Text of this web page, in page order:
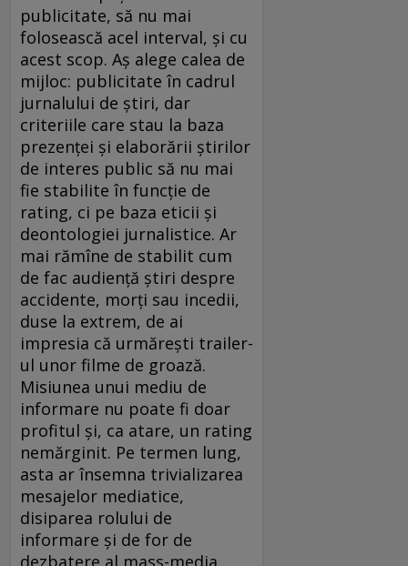
publicitate, să nu mai
folosească acel interval, şi cu
acest scop. Aş alege calea de
mijloc: publicitate în cadrul
jurnalului de ştiri, dar
criteriile care stau la baza
prezenţei şi elaborării ştirilor
de interes public să nu mai
fie stabilite în funcţie de
rating, ci pe baza eticii şi
deontologiei jurnalistice. Ar
mai rămîne de stabilit cum
de fac audienţă ştiri despre
accidente, morţi sau incedii,
duse la extrem, de ai
impresia că urmăreşti trailer-
ul unor filme de groază.
Misiunea unui mediu de
informare nu poate fi doar
profitul şi, ca atare, un rating
nemărginit. Pe termen lung,
asta ar însemna trivializarea
mesajelor mediatice,
disiparea rolului de
informare şi de for de
dezbatere al mass-media